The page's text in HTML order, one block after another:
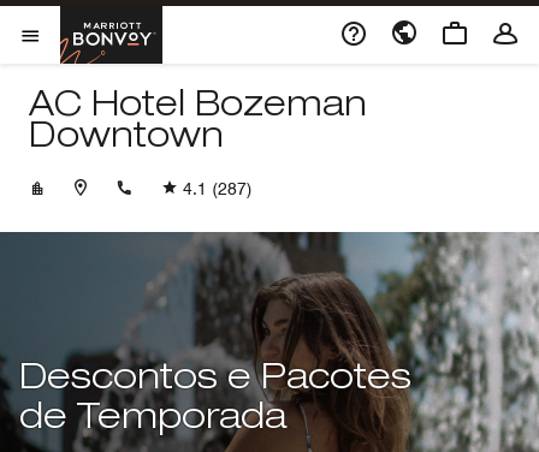
Skip to Content
Abrir menu
Marriott Bonvoy
AC Hotel Bozeman
Downtown
+14066021072
4.1 (287)
Descontos e Pacotes
de Temporada